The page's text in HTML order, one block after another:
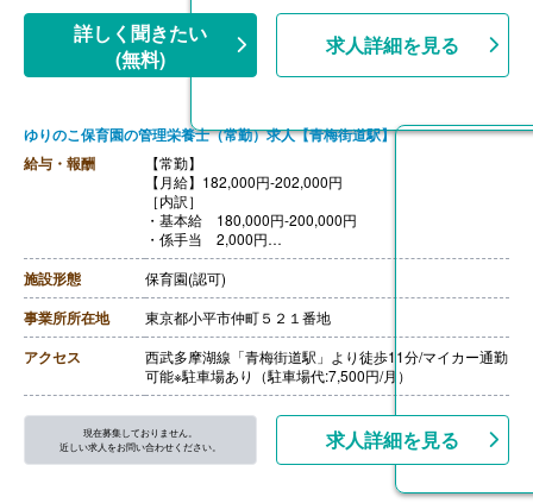
詳しく聞きたい
(無料)
求人詳細を見る
ゆりのこ保育園の管理栄養士（常勤）求人【青梅街道駅】
給与・報酬
【常勤】
【月給】182,000円-202,000円
［内訳］
・基本給 180,000円-200,000円
・係手当 2,000円
［その他手当］
・住宅手当 一律20,000円/月 ※但し、交通費とどちら
かの支給
・資格手当（指定の研修を受け、資格を保持した方）上
限9,000円/月
・キャリアアップ手当 120,000円/年（年度末支給）※
但し条件有り
【賞与】年3回（計4.00ヶ月分）※前年度実績
【昇給】あり（年1回）
【退職金】あり※勤続2年以上
施設形態 保育園(認可)
事業所所在地 東京都小平市仲町５２１番地
アクセス
西武多摩湖線「青梅街道駅」より徒歩11分/マイカー通勤
可能※駐車場あり（駐車場代:7,500円/月）
現在募集しておりません。
近しい求人をお問い合わせください。
求人詳細を見る